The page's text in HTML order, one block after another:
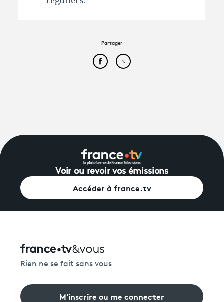
Partager
Partager cet article sur
Partager cet article sur
Voir ou revoir vos émissions
Accéder à france.tv
Rien ne se fait sans vous
M'inscrire ou me connecter